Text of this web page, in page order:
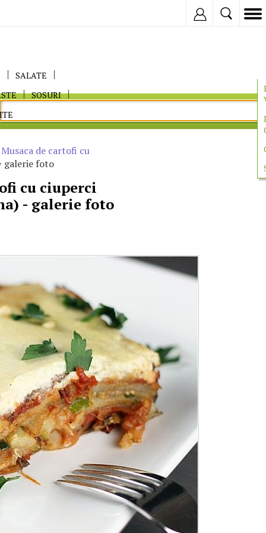
SALATE
SOSURI
Musaca de cartofi cu
galerie foto
cu ciuperci
- galerie foto